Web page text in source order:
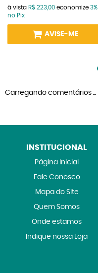
à vista R$ 223,00 economize 3%
no Pix
AVISE-ME
Carregando comentários ...
INSTITUCIONAL
Página Inicial
Fale Conosco
Mapa do Site
Quem Somos
Onde estamos
Indique nossa Loja